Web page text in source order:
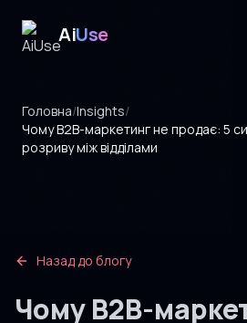
AiUse
Головна/Insights/
Чому B2B-маркетинг не продає: 5
розриву між відділами
Назад до блогу
Чому B2B-